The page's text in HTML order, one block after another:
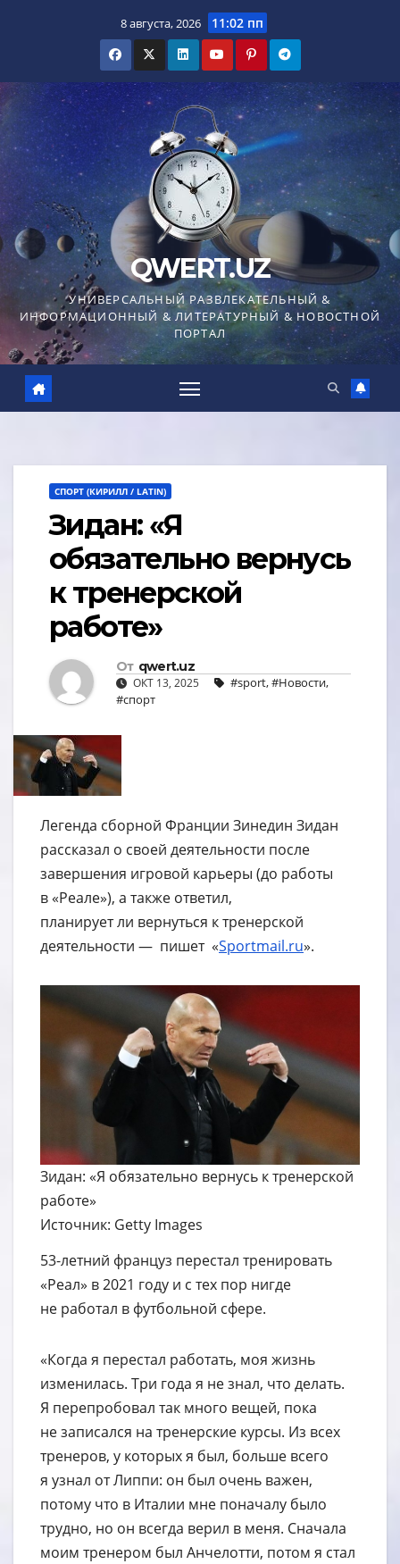
8 августа, 2026 11:02 пп
QWERT.UZ
УНИВЕРСАЛЬНЫЙ РАЗВЛЕКАТЕЛЬНЫЙ &
ИНФОРМАЦИОННЫЙ & ЛИТЕРАТУРНЫЙ & НОВОСТНОЙ
ПОРТАЛ
СПОРТ (КИРИЛЛ / LATIN)
Зидан: «Я
обязательно вернусь
к тренерской
работе»
От qwert.uz
ОКТ 13, 2025 #sport,#Новости,
#спорт
Легенда сборной Франции Зинедин Зидан
рассказал о своей деятельности после
завершения игровой карьеры (до работы
в «Реале»), а также ответил,
планирует ли вернуться к тренерской
деятельности — пишет «Sportmail.ru».
Зидан: «Я обязательно вернусь к тренерской
работе»
Источник: Getty Images
53-летний француз перестал тренировать
«Реал» в 2021 году и с тех пор нигде
не работал в футбольной сфере.
«Когда я перестал работать, моя жизнь
изменилась. Три года я не знал, что делать.
Я перепробовал так много вещей, пока
не записался на тренерские курсы. Из всех
тренеров, у которых я был, больше всего
я узнал от Липпи: он был очень важен,
потому что в Италии мне поначалу было
трудно, но он всегда верил в меня. Сначала
моим тренером был Анчелотти, потом я стал